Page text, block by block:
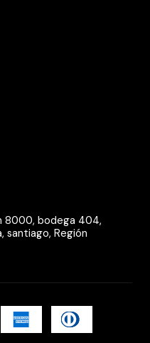
8000, bodega 404,
santiago, Región